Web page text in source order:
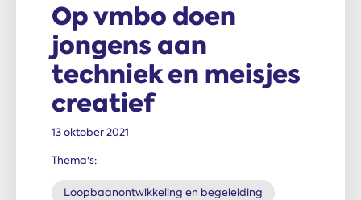
Op vmbo doen
jongens aan
techniek en meisjes
creatief
13 oktober 2021
Thema's:
Loopbaanontwikkeling en begeleiding